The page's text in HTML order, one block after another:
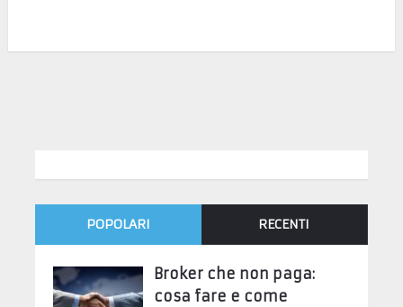
POPOLARI RECENTI
Broker che non paga:
cosa fare e come